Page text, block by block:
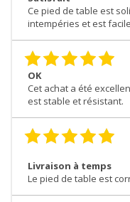
Ce pied de table est
intempéries et est
OK
Cet achat a été
est stable et résistant.
Livraison à temps
Le pied de table est